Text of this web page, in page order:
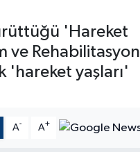
'Hareket
ve Rehabilitasyon
'hareket yaşları'
A- A+